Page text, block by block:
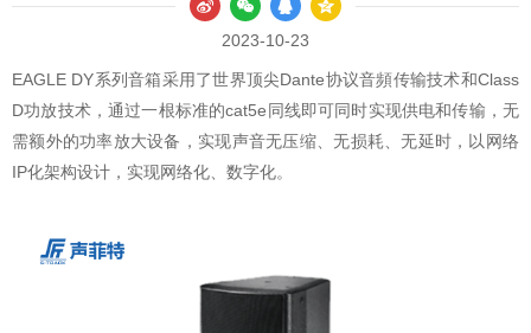
2023-10-23
EAGLE DY系列音箱采用了世界顶尖Dante协议音頻传输技术和Class
D功放技术，通过一根标准的cat5e同线即可同时实现供电和传输，无
需额外的功率放大设备，实现声音无压缩、无损耗、无延时，以网络
IP化架构设计，实现网络化、数字化。